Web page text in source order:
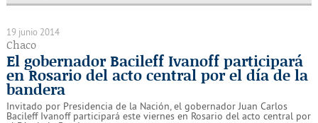
19 junio 2014
Chaco
El gobernador Bacileff Ivanoff participará
en Rosario del acto central por el día de la
bandera
Invitado por Presidencia de la Nación, el gobernador Juan Carlos
Bacileff Ivanoff participará este viernes en Rosario del acto central por